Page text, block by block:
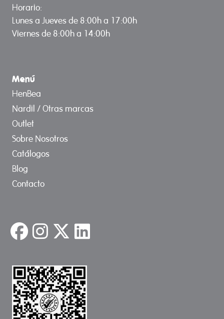
Horario:
Lunes a Jueves de 8:00h a 17:00h
Viernes de 8:00h a 14:00h
Menú
HenBea
Nardil / Otras marcas
Outlet
Sobre Nosotros
Catálogos
Blog
Contacto